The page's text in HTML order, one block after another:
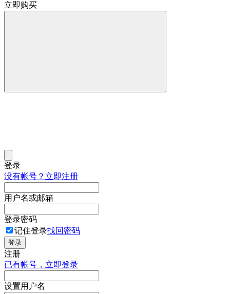
立即购买
登录
没有帐号？立即注册
用户名或邮箱
登录密码
记住登录找回密码
登录
注册
已有帐号，立即登录
设置用户名